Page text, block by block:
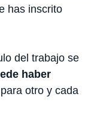
has inscrito
del trabajo se
haber
otro y cada